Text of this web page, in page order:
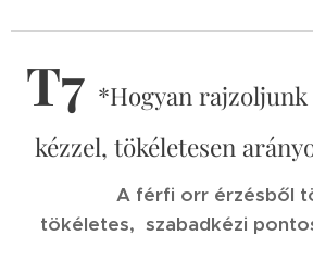
T7 *Hogyan rajzoljunk
kézzel, tökéletesen
A férfi orr érzésből
tökéletes, szabadkézi